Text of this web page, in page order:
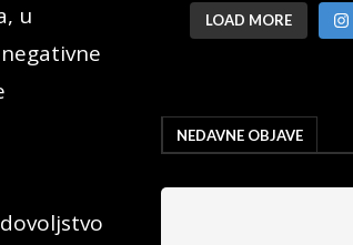
u
LOAD MORE
NEDAVNE OBJAVE